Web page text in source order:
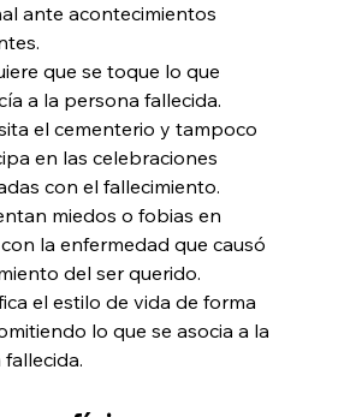
ante acontecimientos
que se toque lo que
a la persona fallecida.
el cementerio y tampoco
en las celebraciones
con el fallecimiento.
miedos o fobias en
la enfermedad que causó
del ser querido.
el estilo de vida de forma
lo que se asocia a la